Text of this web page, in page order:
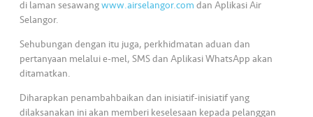
di laman sesawangwww.airselangor.com dan Aplikasi Air
Selangor.
Sehubungan dengan itu juga, perkhidmatan aduan dan
pertanyaan melalui e-mel, SMS dan Aplikasi WhatsApp akan
ditamatkan.
Diharapkan penambahbaikan dan inisiatif-inisiatif yang
dilaksanakan ini akan memberi keselesaan kepada pelanggan